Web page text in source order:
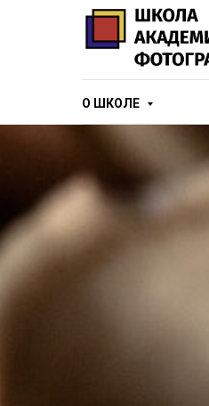
О ШКОЛЕ